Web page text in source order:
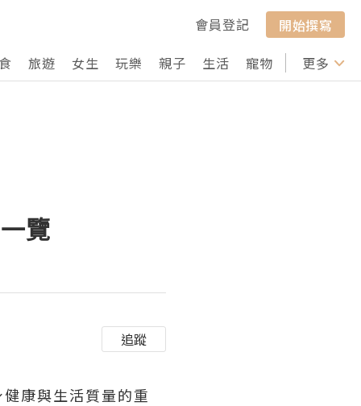
會員登記
開始撰寫
旅遊 女生 玩樂 親子 生活 寵物 行山 打卡
更多
覽
追蹤
康與生活質量的重